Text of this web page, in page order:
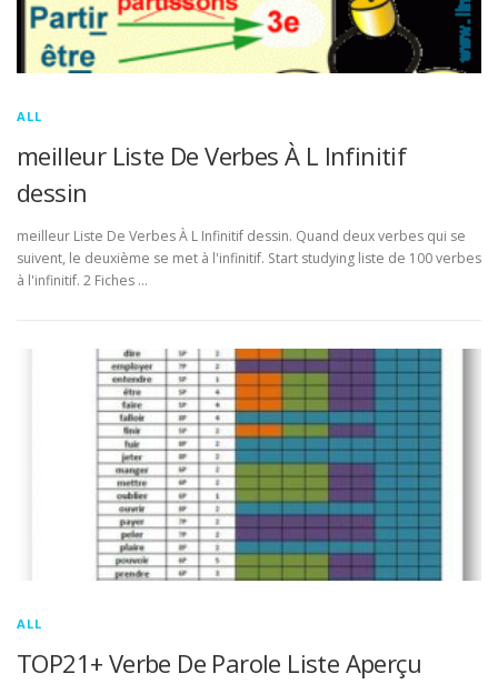
ALL
meilleur Liste De Verbes À L Infinitif
dessin
meilleur Liste De Verbes À L Infinitif dessin. Quand deux verbes qui se
suivent, le deuxième se met à l'infinitif. Start studying liste de 100 verbes
à l'infinitif. 2 Fiches …
ALL
TOP21+ Verbe De Parole Liste Aperçu